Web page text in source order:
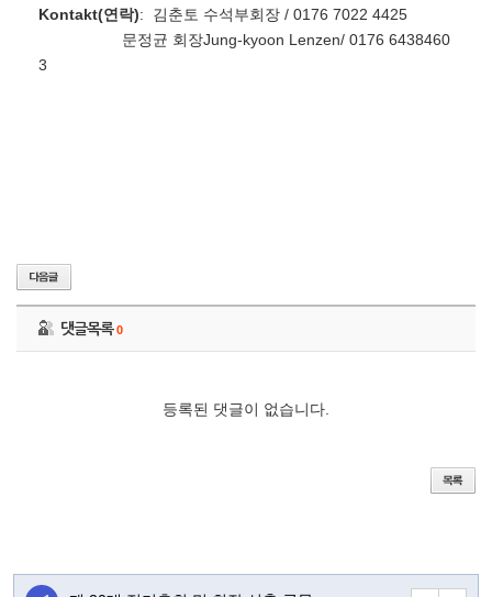
Kontakt(연락): 김춘토 수석부회장 / 0176 7022 4425
문정균 회장Jung-kyoon Lenzen/ 0176 6438460
3
댓글목록0
등록된 댓글이 없습니다.